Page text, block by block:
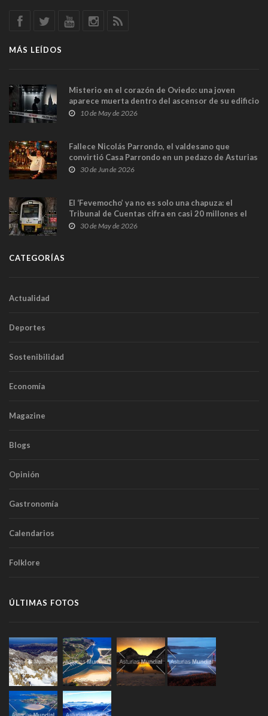
MÁS LEÍDOS
Misterio en el corazón de Oviedo: una joven
aparece muerta dentro del ascensor de su edificio
y las cámaras captan sus últimos minutos
10 de May de 2026
Fallece Nicolás Parrondo, el valdesano que
convirtió Casa Parrondo en un pedazo de Asturias
en Madrid
30 de Jun de 2026
El ‘Fevemocho’ ya no es solo una chapuza: el
Tribunal de Cuentas cifra en casi 20 millones el
sobrecoste de los trenes que no cabían por los
30 de May de 2026
CATEGORÍAS
Actualidad
Deportes
Sostenibilidad
Economía
Magazine
Blogs
Opinión
Gastronomía
Calendarios
Folklore
ÚLTIMAS FOTOS